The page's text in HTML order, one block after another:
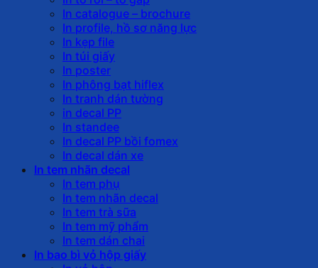
In catalogue – brochure
In profile, hồ sơ năng lực
In kẹp file
In túi giấy
In poster
In phông bạt hiflex
In tranh dán tường
in decal PP
In standee
In decal PP bồi fomex
In decal dán xe
In tem nhãn decal
In tem phụ
In tem nhãn decal
In tem trà sữa
In tem mỹ phẩm
In tem dán chai
In bao bì vỏ hộp giấy